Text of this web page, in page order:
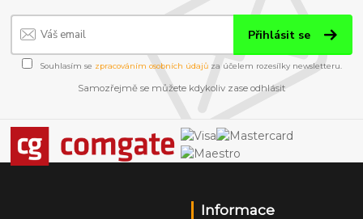
Přihlásit se
Souhlasím se zpracováním osobních údajůza účelem rozesílky newsletteru.
Samozřejmě se můžete kdykoliv zase odhlásit
Informace